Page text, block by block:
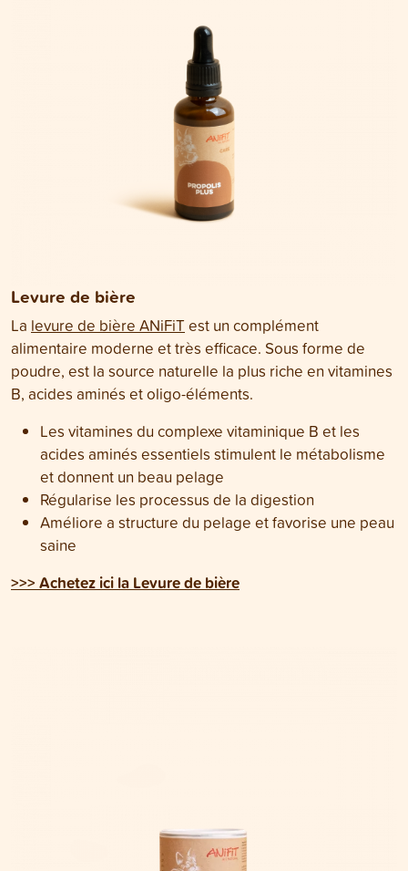
Levure de bière
La levure de bière ANiFiT est un complément
alimentaire moderne et très efficace. Sous forme de
poudre, est la source naturelle la plus riche en vitamines
B, acides aminés et oligo-éléments.
Les vitamines du complexe vitaminique B et les
acides aminés essentiels stimulent le métabolisme
et donnent un beau pelage
Régularise les processus de la digestion
Améliore a structure du pelage et favorise une peau
saine
>>> Achetez ici la Levure de bière